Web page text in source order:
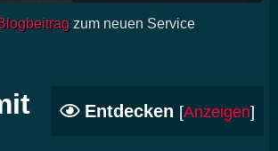
zum neuen Service
Entdecken [Anzeigen]